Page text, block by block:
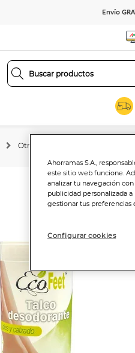
Envío
Otros desodorantes
Ahorramas S.A.,
este sitio web funcione.
analizar tu navegación
publicidad personalizada
gestionar tus preferencias
Configurar cookies